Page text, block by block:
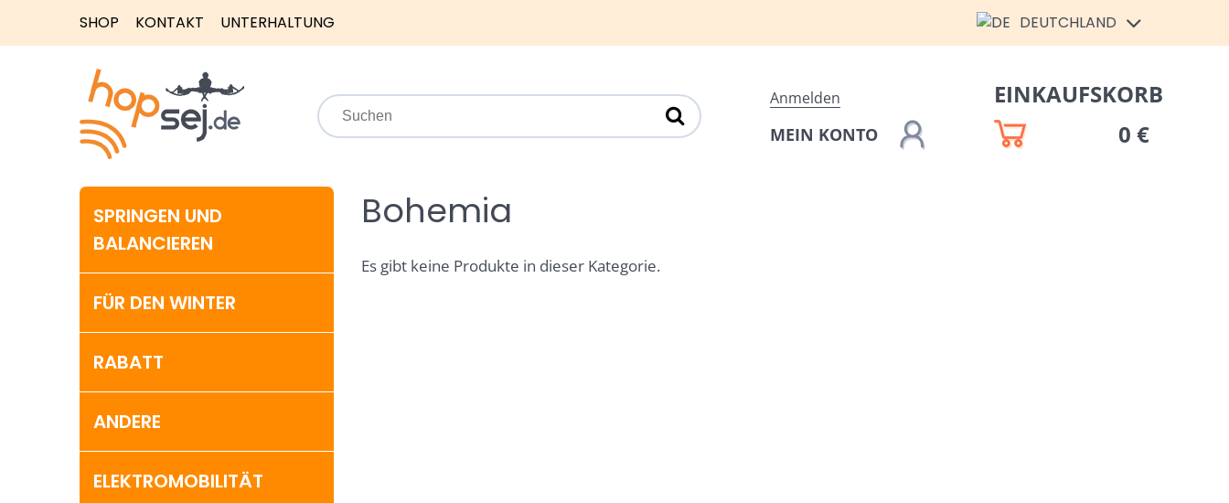
SHOP KONTAKT UNTERHALTUNG DEUTCHLAND
Anmelden
MEIN KONTO
EINKAUFSKORB
0 €
SPRINGEN UND
BALANCIEREN
FÜR DEN WINTER
RABATT
ANDERE
ELEKTROMOBILITÄT
Bohemia
Es gibt keine Produkte in dieser Kategorie.